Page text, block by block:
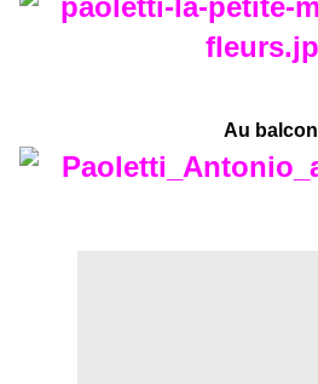
Au balcon